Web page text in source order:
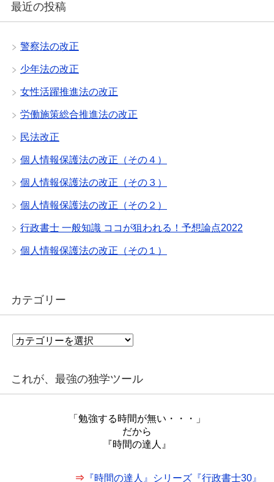
最近の投稿
警察法の改正
少年法の改正
女性活躍推進法の改正
労働施策総合推進法の改正
民法改正
個人情報保護法の改正（その４）
個人情報保護法の改正（その３）
個人情報保護法の改正（その２）
行政書士 一般知識 ココが狙われる！予想論点2022
個人情報保護法の改正（その１）
カテゴリー
カ
リ
これが、最強の独学ツール
「勉強する時間が無い・・・」
だから
『時間の達人』
⇒ 『時間の達人』シリーズ『行政書士30』